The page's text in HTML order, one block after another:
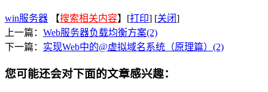
win服务器 【搜索相关内容】[打印] [关闭]
上一篇： Web服务器负载均衡方案(2)
下一篇： 实现Web中的@虚拟域名系统（原理篇）(2)
您可能还会对下面的文章感兴趣：